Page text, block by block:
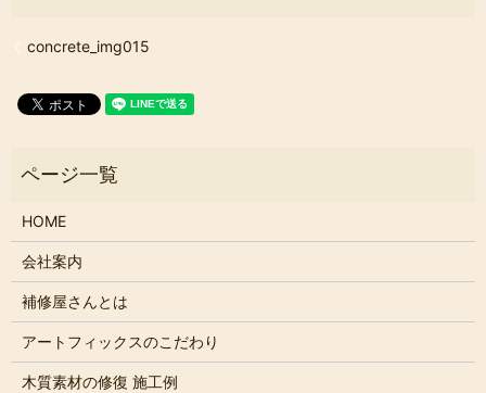
concrete_img015
HOME
会社案内
補修屋さんとは
アートフィックスのこだわり
木質素材の修復 施工例